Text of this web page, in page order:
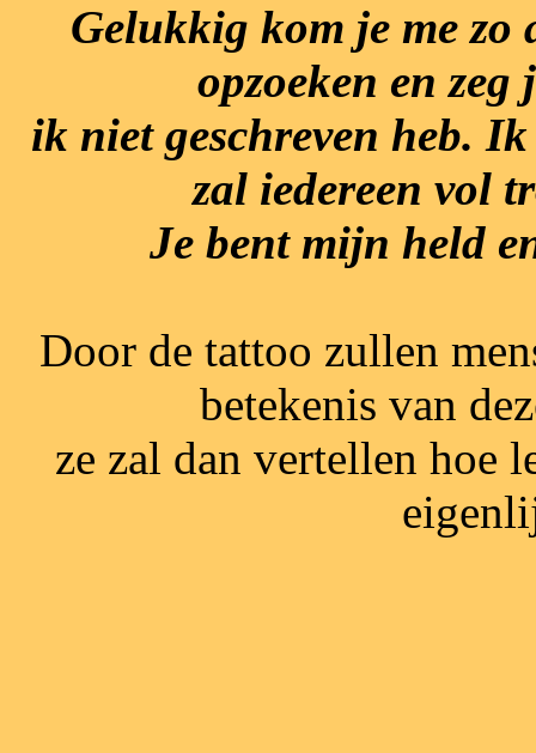
Gelukkig kom je me zo
opzoeken en
ik niet geschreven heb.
zal iedereen vol
Je bent mijn held
Door de tattoo zullen
betekenis van
ze zal dan vertellen hoe